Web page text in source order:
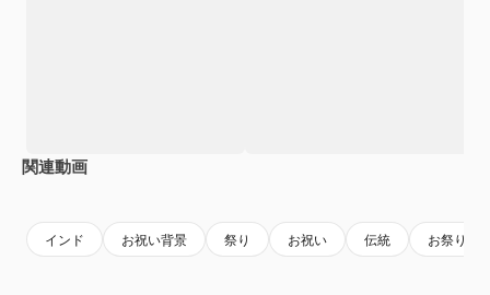
関連動画
インド お祝い背景 祭り お祝い 伝統 お祭りの